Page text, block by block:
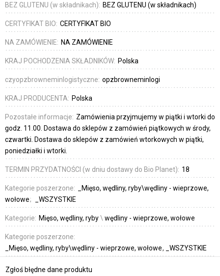
BEZ GLUTENU (w składnikach): BEZ GLUTENU (w składnikach)
CERTYFIKAT BIO: CERTYFIKAT BIO
NA ZAMÓWIENIE: NA ZAMÓWIENIE
KRAJ POCHODZENIA SKŁADNIKÓW: Polska
czyopzbrowneminlogistyczne: opzbrowneminlogi
KRAJ PRODUCENTA: Polska
Pozostałe informacje: Zamówienia przyjmujemy w piątki i wtorki do
godz. 11.00. Dostawa do sklepów z zamówień piątkowych w środy,
czwartki. Dostawa do sklepów z zamówień wtorkowych w piątki,
poniedziałki i wtorki.
TERMIN PRZYDATNOŚCI (w dniu dostawy do Bio Planet): 18
Kategorie poszerzone:
_Mięso, wędliny, ryby\wędliny - wieprzowe,
wołowe
_WSZYSTKIE
Kategorie: Mięso, wędliny, ryby\ wędliny - wieprzowe, wołowe
Kategorie poszerzone:
_Mięso, wędliny, ryby\wędliny - wieprzowe, wołowe
_WSZYSTKIE
Zgłoś błędne dane produktu